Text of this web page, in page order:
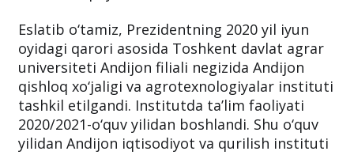
o‘tkaziladigan jarrohlik operatsiyalarining turi
va soni ko‘paytiriladi”, — dedi davlat rahbari.
Eslatib o‘tamiz, Prezidentning 2020 yil iyun
oyidagi qarori asosida Toshkent davlat agrar
universiteti Аndijon filiali negizida Аndijon
qishloq xo‘jaligi va agrotexnologiyalar instituti